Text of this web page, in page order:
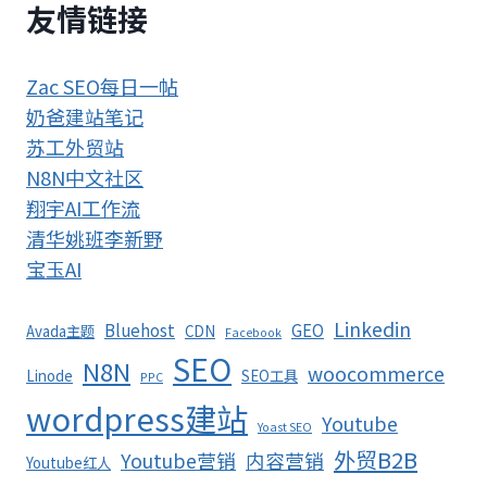
友情链接
Zac SEO每日一帖
奶爸建站笔记
苏工外贸站
N8N中文社区
翔宇AI工作流
清华姚班李新野
宝玉AI
Avada主题 Bluehost CDN Facebook GEO Linkedin
Linode N8N PPC SEO SEO工具 woocommerce
wordpress建站 Yoast SEO Youtube
Youtube红人 Youtube营销 内容营销 外贸B2B